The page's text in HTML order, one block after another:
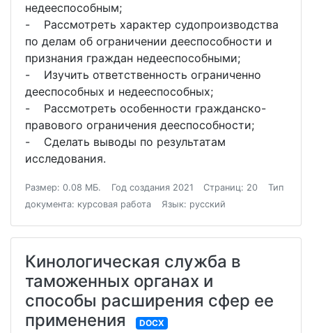
недееспособным;
- Рассмотреть характер судопроизводства
по делам об ограничении дееспособности и
признания граждан недееспособными;
- Изучить ответственность ограниченно
дееспособных и недееспособных;
- Рассмотреть особенности гражданско-
правового ограничения дееспособности;
- Сделать выводы по результатам
исследования.
Размер: 0.08 МБ. Год создания 2021 Страниц: 20
Тип
документа: курсовая работа
Язык: русский
Кинологическая служба в
таможенных органах и
способы расширения сфер ее
применения
DOCX